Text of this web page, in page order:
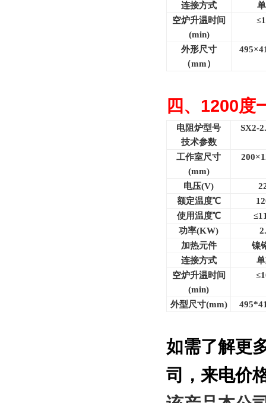
连接方式
空炉升温时间
(min)
外形尺寸
（mm）
495
四、 1200度
电阻炉型号
技术参数
SX2-
工作室尺寸
(mm)
电压(V)
额定温度℃
使用温度℃
功率(KW)
加热元件
镍
连接方式
空炉升温时间
(min)
外型尺寸(mm)
如需了解更
司
，来电价